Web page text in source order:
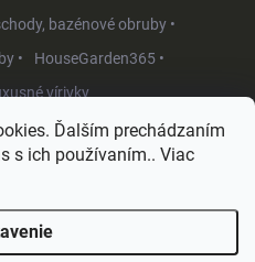
Ďalším prechádzaním
s ich používaním.. Viac
bazénové obruby •
•
HouseGarden365 •
vírivky